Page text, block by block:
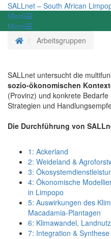
SALLnet – South African
Menü
Menü
Startseite
Arbeitsgruppen
SALLnet untersucht die
sozio-ökonomischen
(Provinz) und konkrete
Strategien und
Die Durchführung von
1: Ackerland
2: Weideland &
3:
4: Ökonomische
in Limpopo
5: Auswirkungen des
Macadamia-Plantagen
6: Klimawandel,
7: Integration & Synthese